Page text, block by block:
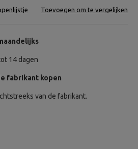
Toevoegen om te vergelijken
14 dagen
fabrikant kopen
van de fabrikant.